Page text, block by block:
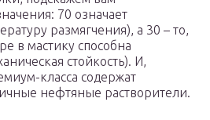
70 означает
размягчения), а 30 – то,
в мастику способна
стойкость). И,
класса содержат
нефтяные растворители.